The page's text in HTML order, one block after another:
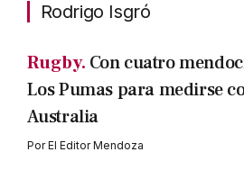
Rodrigo Isgró
Rugby. Con cuatro
Los Pumas para medirse
Australia
PorEl Editor Mendoza